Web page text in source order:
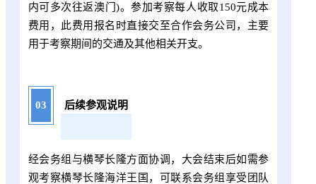
内可多次往返澳门)。参加考察每人收取150元成本
费用，此费用报名时直接交至合作会务公司，主要
用于考察期间的交通及其他相关开支。
03 后续参观说明
经会务组与横琴长隆方面协调，大会结束后如需参
观考察横琴长隆海洋王国 ，可联系会务组享受团队